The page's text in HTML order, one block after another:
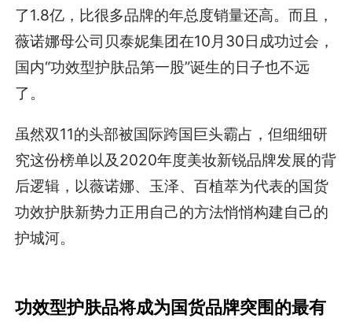
了1.8亿，比很多品牌的年总度销量还高。而且，
薇诺娜母公司贝泰妮集团在10月30日成功过会，
国内“功效型护肤品第一股”诞生的日子也不远
了。
虽然双11的头部被国际跨国巨头霸占，但细细研
究这份榜单以及2020年度美妆新锐品牌发展的背
后逻辑，以薇诺娜、玉泽、百植萃为代表的国货
功效护肤新势力正用自己的方法悄悄构建自己的
护城河。
功效型护肤品将成为国货品牌突围的最有